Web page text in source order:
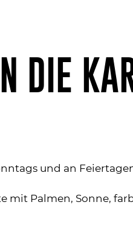
DIE
und an
mit Palmen, Sonne,